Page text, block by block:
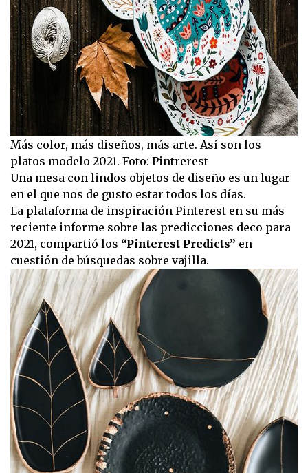
Más color, más diseños, más arte. Así son los
platos modelo 2021. Foto: Pintrerest
Una mesa con lindos objetos de diseño es un lugar
en el que nos de gusto estar todos los días.
La plataforma de inspiración Pinterest en su más
reciente informe sobre las predicciones deco para
2021, compartió los “Pinterest Predicts” en
cuestión de búsquedas sobre vajilla.